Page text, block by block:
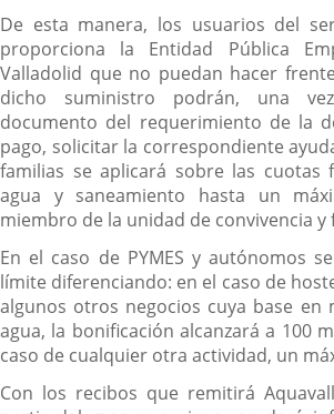
De esta manera, los usuarios del
proporciona la Entidad Pública
Valladolid que no puedan hacer
dicho suministro podrán, una
documento del requerimiento de la
pago, solicitar la correspondiente
familias se aplicará sobre las cuotas
agua y saneamiento hasta un
miembro de la unidad de convivencia y
En el caso de PYMES y autónomos
límite diferenciando: en el caso de
algunos otros negocios cuya base en
agua, la bonificación alcanzará a 100
caso de cualquier otra actividad, un
Con los recibos que remitirá